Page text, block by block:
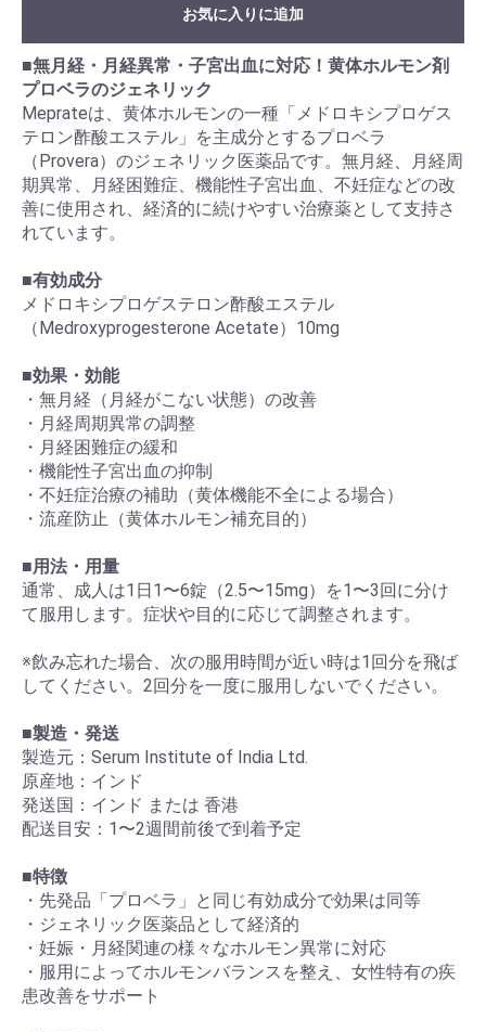
お気に入りに追加
■無月経・月経異常・子宮出血に対応！黄体ホルモン剤
プロベラのジェネリック
Meprateは、黄体ホルモンの一種「メドロキシプロゲス
テロン酢酸エステル」を主成分とするプロベラ
（Provera）のジェネリック医薬品です。無月経、月経周
期異常、月経困難症、機能性子宮出血、不妊症などの改
善に使用され、経済的に続けやすい治療薬として支持さ
れています。
■有効成分
メドロキシプロゲステロン酢酸エステル
（Medroxyprogesterone Acetate）10mg
■効果・効能
・無月経（月経がこない状態）の改善
・月経周期異常の調整
・月経困難症の緩和
・機能性子宮出血の抑制
・不妊症治療の補助（黄体機能不全による場合）
・流産防止（黄体ホルモン補充目的）
■用法・用量
通常、成人は1日1〜6錠（2.5〜15mg）を1〜3回に分け
て服用します。症状や目的に応じて調整されます。
※飲み忘れた場合、次の服用時間が近い時は1回分を飛ば
してください。2回分を一度に服用しないでください。
■製造・発送
製造元：Serum Institute of India Ltd.
原産地：インド
発送国：インド または 香港
配送目安：1〜2週間前後で到着予定
■特徴
・先発品「プロベラ」と同じ有効成分で効果は同等
・ジェネリック医薬品として経済的
・妊娠・月経関連の様々なホルモン異常に対応
・服用によってホルモンバランスを整え、女性特有の疾
患改善をサポート